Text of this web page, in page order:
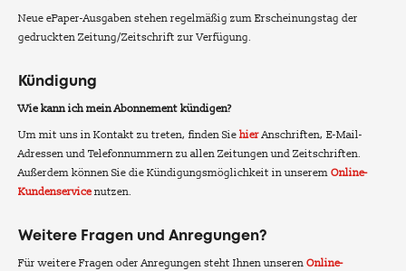
Neue ePaper-Ausgaben stehen regelmäßig zum Erscheinungstag der
gedruckten Zeitung/Zeitschrift zur Verfügung.
Kündigung
Wie kann ich mein Abonnement kündigen?
Um mit uns in Kontakt zu treten, finden Sie hierAnschriften, E-Mail-
Adressen und Telefonnummern zu allen Zeitungen und Zeitschriften.
Außerdem können Sie die Kündigungsmöglichkeit in unserem Online-
Kundenservice nutzen.
Weitere Fragen und Anregungen?
Für weitere Fragen oder Anregungen steht Ihnen unseren Online-